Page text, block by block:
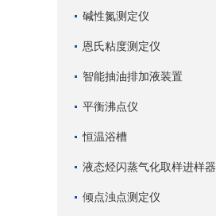
碱性氮测定仪
恩氏粘度测定仪
智能抽油排加液装置
平衡沸点仪
恒温浴槽
液态烃闪蒸气化取样进样器
倾点浊点测定仪